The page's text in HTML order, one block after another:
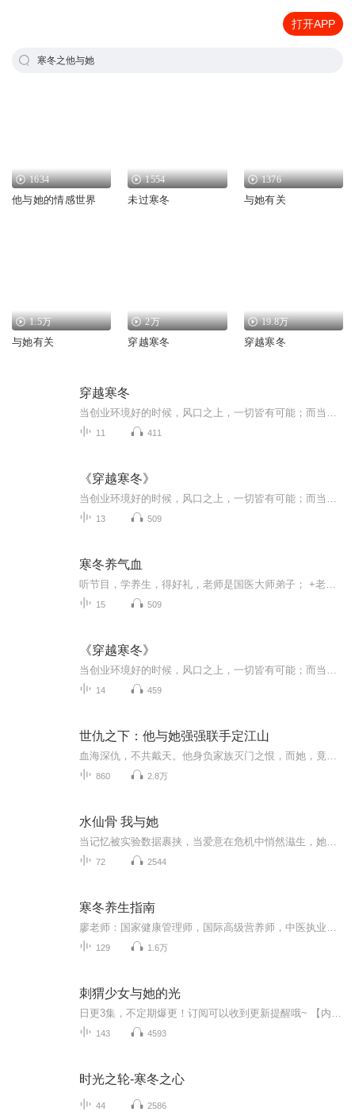
打开APP
寒冬之他与她
1634
他与她的情感世界
1554
未过寒冬
1376
与她有关
1.5万
与她有关
2万
穿越寒冬
19.8万
穿越寒冬
穿越寒冬
11 411
《穿越寒冬》
13 509
寒冬养气血
15 509
《穿越寒冬》
14 459
世仇之下：他与她强强联手定江山
860 2.8万
水仙骨 我与她
72 2544
寒冬养生指南
129 1.6万
刺猬少女与她的光
143 4593
时光之轮-寒冬之心
44 2586